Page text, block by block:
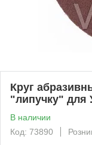
Круг
"липучку"
В наличии
Код: 73890